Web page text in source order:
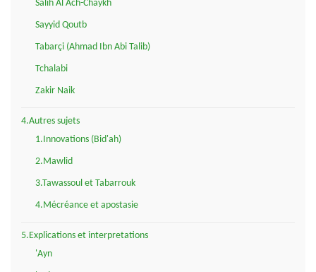
Salih Al Ach-Chaykh
Sayyid Qoutb
Tabarçi (Ahmad Ibn Abi Talib)
Tchalabi
Zakir Naik
4.Autres sujets
1.Innovations (Bid'ah)
2.Mawlid
3.Tawassoul et Tabarrouk
4.Mécréance et apostasie
5.Explications et interpretations
'Ayn